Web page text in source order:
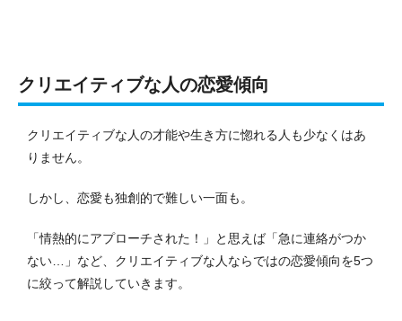
クリエイティブな人の恋愛傾向
クリエイティブな人の才能や生き方に惚れる人も少なくはあ
りません。
しかし、恋愛も独創的で難しい一面も。
「情熱的にアプローチされた！」と思えば「急に連絡がつか
ない…」など、クリエイティブな人ならではの恋愛傾向を5つ
に絞って解説していきます。